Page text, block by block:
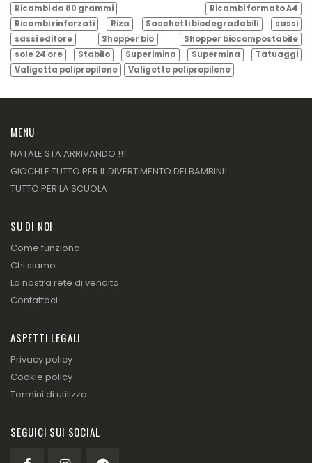
Ricambi da 80 grammi
Ricambi formato A4
Ricambi rinforzati
Riza Sacchetti biodegradabili
sassi
sassi editore
Shopper bio
Shopper biocompostabile
sole 24 ore
Stabilo Superimina Supermina
Tatuaggi
Valigetta polipropilene
Valigette polipropilene
MENU
NATALE STA ARRIVANDO !!!
GIOCHI E TUTTO PER IL DIVERTIMENTO DEI BAMBINI!
TUTTO PER LA SCUOLA
SU DI NOI
Come funziona
Chi siamo
La nostra rete di vendita
Contattaci
ASPETTI LEGALI
Privacy policy
Cookie policy
Termini di utilizzo
SEGUICI SUI SOCIAL